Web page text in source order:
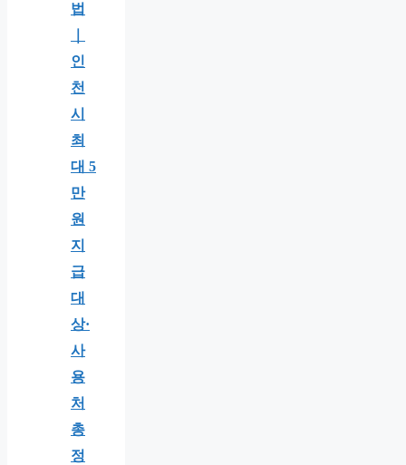
법
인
천
시
최
대 5
만
원
지
급
대
상·
사
용
처
총
정